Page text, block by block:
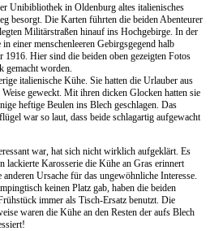
Unibibliothek in Oldenburg altes italienisches
besorgt. Die Karten führten die beiden Abenteurer
Militärstraßen hinauf ins Hochgebirge. In der
einer menschenleeren Gebirgsgegend halb
1916. Hier sind die beiden oben gezeigten Fotos
gemacht worden.
italienische Kühe. Sie hatten die Urlauber aus
geweckt. Mit ihren dicken Glocken hatten sie
heftige Beulen ins Blech geschlagen. Das
war so laut, dass beide schlagartig aufgewacht
war, hat sich nicht wirklich aufgeklärt. Es
lackierte Karosserie die Kühe an Gras erinnert
Ursache für das ungewöhnliche Interesse.
keinen Platz gab, haben die beiden
immer als Tisch-Ersatz benutzt. Die
waren die Kühe an den Resten der aufs Blech